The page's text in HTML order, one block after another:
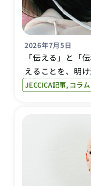
2026年7月5日
「伝える」と「
えることを、明け
JECCICA記事, コラム